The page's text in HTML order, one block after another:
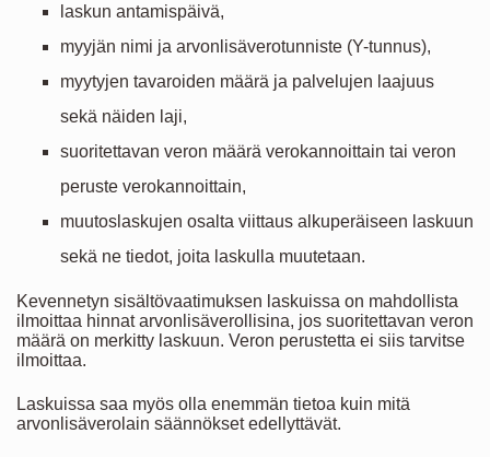
laskun antamispäivä,
myyjän nimi ja arvonlisäverotunniste (Y-tunnus),
myytyjen tavaroiden määrä ja palvelujen laajuus
sekä näiden laji,
suoritettavan veron määrä verokannoittain tai veron
peruste verokannoittain,
muutoslaskujen osalta viittaus alkuperäiseen laskuun
sekä ne tiedot, joita laskulla muutetaan.
Kevennetyn sisältövaatimuksen laskuissa on mahdollista
ilmoittaa hinnat arvonlisäverollisina, jos suoritettavan veron
määrä on merkitty laskuun. Veron perustetta ei siis tarvitse
ilmoittaa.
Laskuissa saa myös olla enemmän tietoa kuin mitä
arvonlisäverolain säännökset edellyttävät.